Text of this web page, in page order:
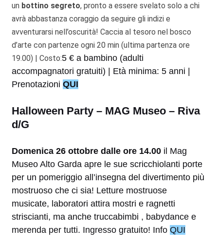
un bottino segreto, pronto a essere svelato solo a chi
avrà abbastanza coraggio da seguire gli indizi e
avventurarsi nell’oscurità! Caccia al tesoro nel bosco
d’arte con partenze ogni 20 min (ultima partenza ore
19.00) | Costo:5 € a bambino (adulti
accompagnatori gratuiti) | Età minima: 5 anni |
Prenotazioni QUI
Halloween Party – MAG Museo – Riva
d/G
Domenica 26 ottobre dalle ore 14.00 il Mag
Museo Alto Garda apre le sue scricchiolanti porte
per un pomeriggio all’insegna del divertimento più
mostruoso che ci sia! Letture mostruose
musicate, laboratori attira mostri e ragnetti
striscianti, ma anche truccabimbi , babydance e
merenda per tutti. Ingresso gratuito! Info QUI